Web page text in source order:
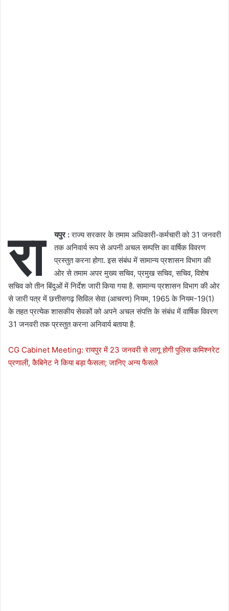
रा यपुर :राज्य सरकार के तमाम अधिकारी-कर्मचारी को 31 जनवरी
तक अनिवार्य रूप से अपनी अचल सम्पत्ति का वार्षिक विवरण
प्रस्तुत करना होगा. इस संबंध में सामान्य प्रशासन विभाग की
ओर से तमाम अपर मुख्य सचिव, प्रमुख सचिव, सचिव, विशेष
सचिव को तीन बिंदुओं में निर्देश जारी किया गया है. सामान्य प्रशासन विभाग की ओर
से जारी पत्र में छत्तीसगढ़ सिविल सेवा (आचरण) नियम, 1965 के नियम-19(1)
के तहत प्रत्येक शासकीय सेवकों को अपने अचल संपत्ति के संबंध में वार्षिक विवरण
31 जनवरी तक प्रस्तुत करना अनिवार्य बताया है.
CG Cabinet Meeting: रायपुर में 23 जनवरी से लागू होगी पुलिस कमिश्नरेट
प्रणाली, कैबिनेट ने किया बड़ा फैसला; जानिए अन्य फैसले